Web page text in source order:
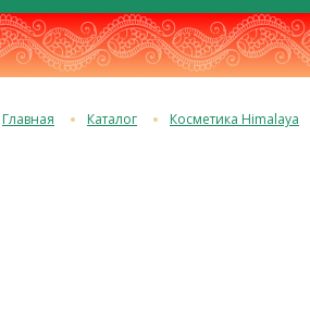
Главная Каталог Косметика Himalaya